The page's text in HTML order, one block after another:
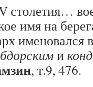
столетия…
имя на
именовался в
и
, т.9, 476.